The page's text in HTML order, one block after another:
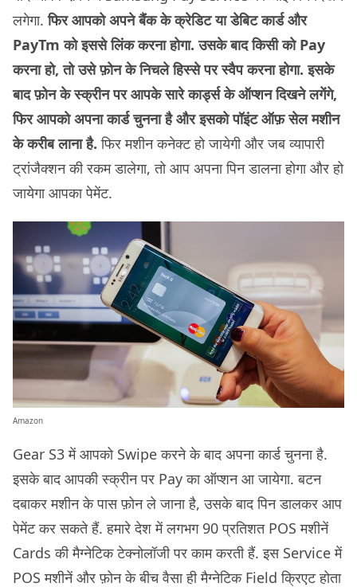
लगेगा.फिर आपको अपने बैंक के क्रेडिट या डेबिट कार्ड और
PayTm को इससे लिंक करना होगा. उसके बाद किसी को Pay
करना हो, तो उसे फ़ोन के निचले हिस्से पर स्वैप करना होगा. इसके
बाद फ़ोन के स्क्रीन पर आपके सारे कार्ड्स के ऑप्शन दिखने लगेंगे,
फिर आपको अपना कार्ड चुनना है और इसको पॉइंट ऑफ़ सेल मशीन
के करीब लाना है. फिर मशीन कनेक्ट हो जायेगी और जब व्यापारी
ट्रांजैक्शन की रकम डालेगा, तो आप अपना पिन डालना होगा और हो
जायेगा आपका पेमेंट.
Amazon
Gear S3 में आपको Swipe करने के बाद अपना कार्ड चुनना है.
इसके बाद आपकी स्क्रीन पर Pay का ऑप्शन आ जायेगा. बटन
दबाकर मशीन के पास फ़ोन ले जाना है, उसके बाद पिन डालकर आप
पेमेंट कर सकते हैं. हमारे देश में लगभग 90 प्रतिशत POS मशीनें
Cards की मैग्नेटिक टेक्नोलॉजी पर काम करती हैं. इस Service में
POS मशीनें और फ़ोन के बीच वैसा ही मैग्नेटिक Field क्रिएट होता